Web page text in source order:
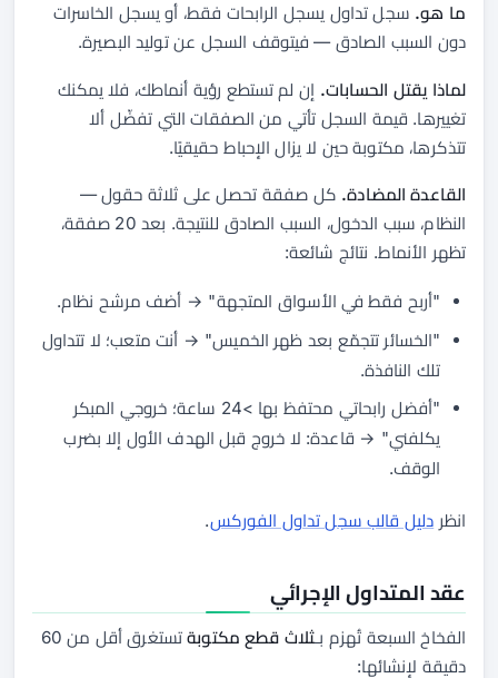
ما هو. سجل تداول يسجل الرابحات فقط، أو يسجل الخاسرات
دون السبب الصادق — فيتوقف السجل عن توليد البصيرة.
لماذا يقتل الحسابات. إن لم تستطع رؤية أنماطك، فلا يمكنك
تغييرها. قيمة السجل تأتي من الصفقات التي تفضّل ألا
تتذكرها، مكتوبة حين لا يزال الإحباط حقيقيًا.
القاعدة المضادة. كل صفقة تحصل على ثلاثة حقول —
النظام، سبب الدخول، السبب الصادق للنتيجة
. بعد 20 صفقة،
تظهر الأنماط. نتائج شائعة:
"أربح فقط في الأسواق المتجهة" → أضف مرشح نظام.
"الخسائر تتجمّع بعد ظهر الخميس" → أنت متعب؛ لا تتداول
تلك النافذة.
"أفضل رابحاتي محتفظ بها >24 ساعة؛ خروجي المبكر
يكلفني" → قاعدة: لا خروج قبل الهدف الأول إلا بضرب
الوقف.
انظر دليل قالب سجل تداول الفوركس.
عقد المتداول الإجرائي
الفخاخ السبعة تُهزم بـثلاث قطع مكتوبة
تستغرق أقل من 60
دقيقة لإنشائها: